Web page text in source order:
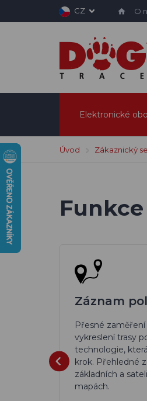
CZ O
Elektronické
Úvod Zákaznický
Záznam
Přesné zaměření
vykreslení trasy
technologie,
krok. Přehledné
základních a
mapách.